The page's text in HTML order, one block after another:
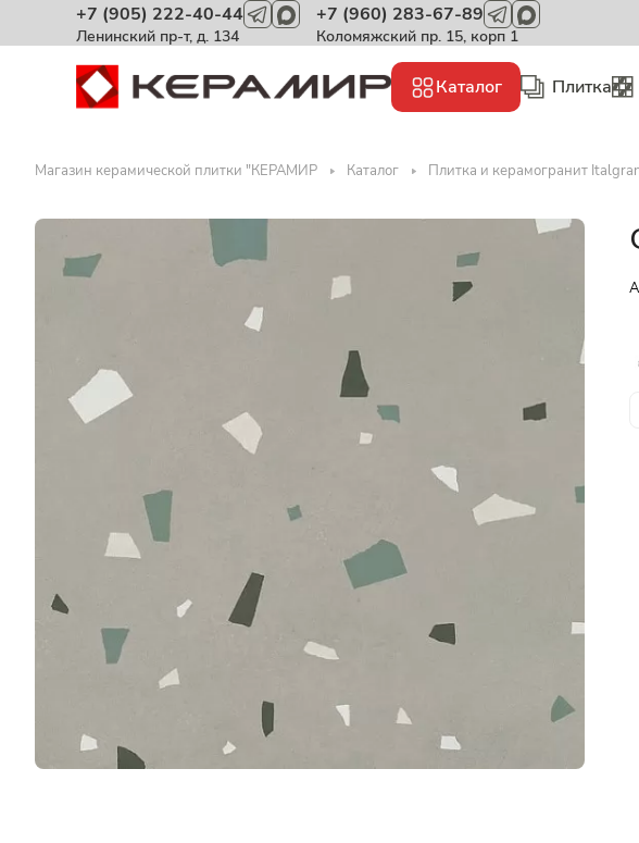
+7 (905) 222-40-44
Ленинский пр-т, д. 134
+7 (960) 283-67-89
Коломяжский пр. 15, корп 1
Каталог Плитка
Магазин керамической плитки "КЕРАМИР Каталог Плитка и керамогранит